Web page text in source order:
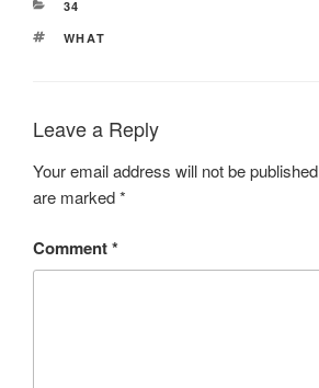
CATEGORIES
34
TAGS
WHAT
Leave a Reply
Your email address will not be
are marked*
Comment*